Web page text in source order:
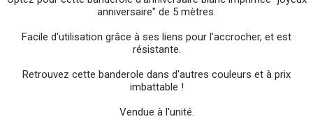
anniversaire" de 5 mètres.
Facile d'utilisation grâce à ses liens pour l'accrocher, et est
résistante.
Retrouvez cette banderole dans d'autres couleurs et à prix
imbattable !
Vendue à l'unité.